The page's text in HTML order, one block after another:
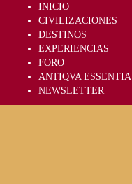
INICIO
CIVILIZACIONES
DESTINOS
EXPERIENCIAS
FORO
ANTIQVA ESSENTIA
NEWSLETTER